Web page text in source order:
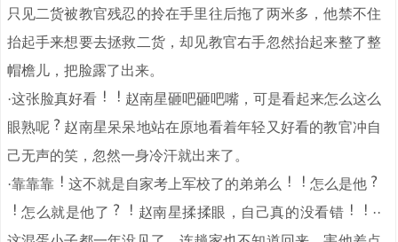
只见二货被教官残忍的拎在手里往后拖了两米多，他禁不住
抬起手来想要去拯救二货，却见教官右手忽然抬起来整了整
帽檐儿，把脸露了出来。
·这张脸真好看
赵南星砸吧砸吧嘴，可是看起来怎么这么
眼熟呢
赵南星呆呆地站在原地看着年轻又好看的教官冲自
己无声的笑，忽然一身冷汗就出来了。
·靠靠靠
这不就是自家考上军校了的弟弟么
怎么是他
怎么就是他了
赵南星揉揉眼，自己真的没看错
··